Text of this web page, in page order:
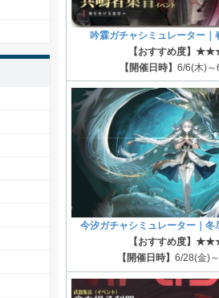
吟霖ガチャシミュレーター｜
【おすすめ度】
【開催日時】 6/6(木)～
今汐ガチャシミュレーター｜冬
【おすすめ度】
【開催日時】 6/28(金)